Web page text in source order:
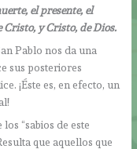
el presente, el
y Cristo, de Dios.
Pablo nos da una
sus posteriores
¡Éste es, en efecto, un
“sabios de este
que aquellos que